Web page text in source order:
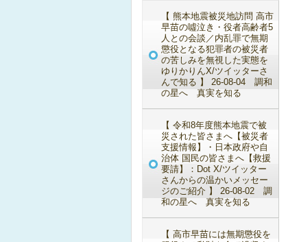
【 熊本地震被災地訪問 高市
早苗の噓泣き・役者高齢者5
人との会談／内乱罪で無期
懲役となる犯罪者の被災者
の苦しみを無視した実態を
ゆりかりんX/ツイッターさ
んで知る 】 26-08-04 調和
の星へ 真実を知る
【 令和8年度熊本地震で被
災された皆さまへ【被災者
支援情報】・日本政府や自
治体 国民の皆さまへ【救援
要請】：Dot X/ツイッター
さんからの温かいメッセー
ジのご紹介 】 26-08-02 調
和の星へ 真実を知る
【 高市早苗には無期懲役を